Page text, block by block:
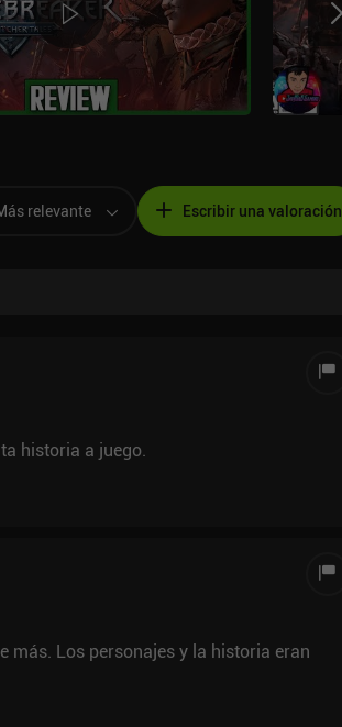
relevante Escribir una valoración
historia a juego.
más. Los personajes y la historia eran